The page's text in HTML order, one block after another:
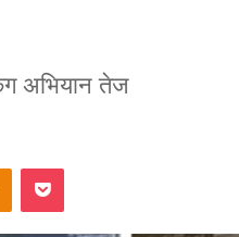
अभियान तेज
Odnoklassniki
Pocket